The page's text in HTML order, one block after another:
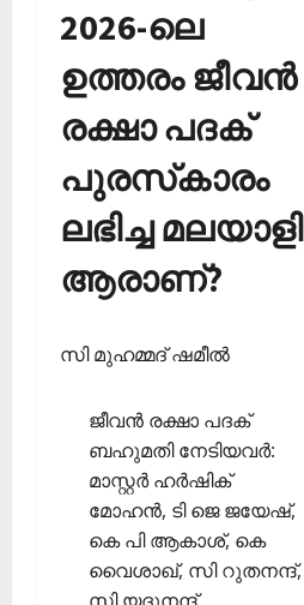
2026-ലെ
ഉത്തരം ജീവന്‍
രക്ഷാ പദക്
പുരസ്‌കാരം
ലഭിച്ച മലയാളി
ആരാണ്?
സി മുഹമ്മദ് ഷമീല്‍
ജീവന്‍ രക്ഷാ പദക്
ബഹുമതി നേടിയവര്‍:
മാസ്റ്റര്‍ ഹര്‍ഷിക്
മോഹന്‍, ടി ജെ ജയേഷ്,
കെ പി ആകാശ്, കെ
വൈശാഖ്, സി റുതനന്ദ്,